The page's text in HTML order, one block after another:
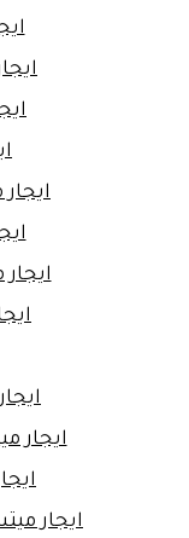
ايجار
ايجار ميتسوبيشي